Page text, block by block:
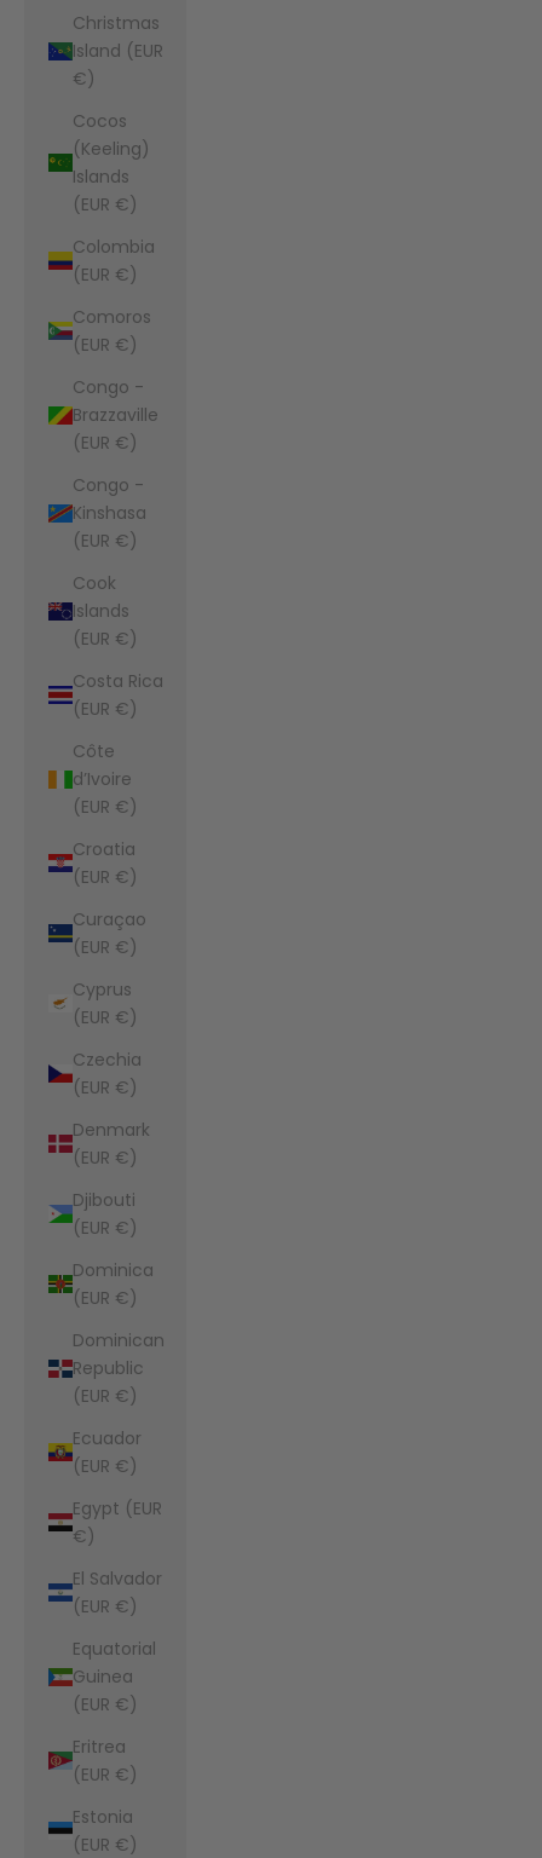
Christmas
Island (EUR
€)
Cocos
(Keeling)
Islands
(EUR €)
Colombia
(EUR €)
Comoros
(EUR €)
Congo -
Brazzaville
(EUR €)
Congo -
Kinshasa
(EUR €)
Cook
Islands
(EUR €)
Costa Rica
(EUR €)
Côte
d’Ivoire
(EUR €)
Croatia
(EUR €)
Curaçao
(EUR €)
Cyprus
(EUR €)
Czechia
(EUR €)
Denmark
(EUR €)
Djibouti
(EUR €)
Dominica
(EUR €)
Dominican
Republic
(EUR €)
Ecuador
(EUR €)
Egypt (EUR
€)
El Salvador
(EUR €)
Equatorial
Guinea
(EUR €)
Eritrea
(EUR €)
Estonia
(EUR €)